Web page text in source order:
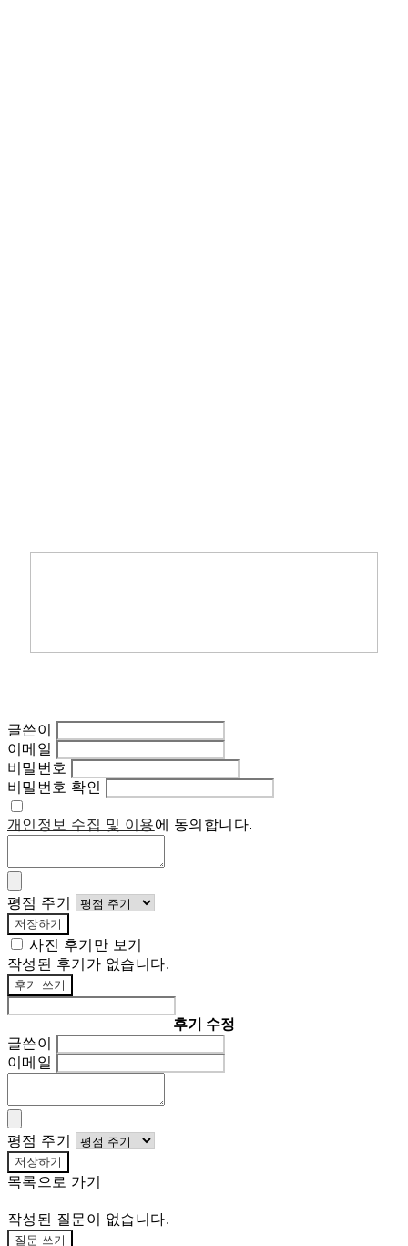
글쓴이
이메일
비밀번호
비밀번호 확인
개인정보 수집 및 이용에 동의합니다.
평점 주기
저장하기
사진 후기만 보기
작성된 후기가 없습니다.
후기 쓰기
후기 수정
글쓴이
이메일
평점 주기
저장하기
목록으로 가기
작성된 질문이 없습니다.
질문 쓰기